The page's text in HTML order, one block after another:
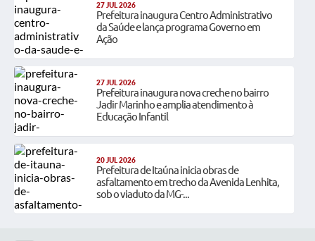
27 JUL 2026
Prefeitura inaugura Centro Administrativo
da Saúde e lança programa Governo em
Ação
27 JUL 2026
Prefeitura inaugura nova creche no bairro
Jadir Marinho e amplia atendimento à
Educação Infantil
20 JUL 2026
Prefeitura de Itaúna inicia obras de
asfaltamento em trecho da Avenida Lenhita,
sob o viaduto da MG-...